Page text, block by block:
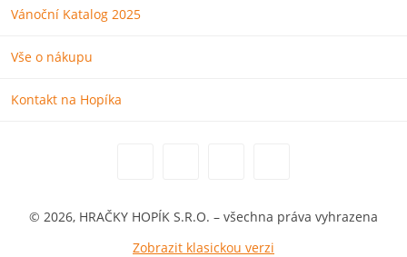
Vánoční Katalog 2025
Vše o nákupu
Kontakt na Hopíka
© 2026, HRAČKY HOPÍK S.R.O. – všechna práva vyhrazena
Zobrazit klasickou verzi